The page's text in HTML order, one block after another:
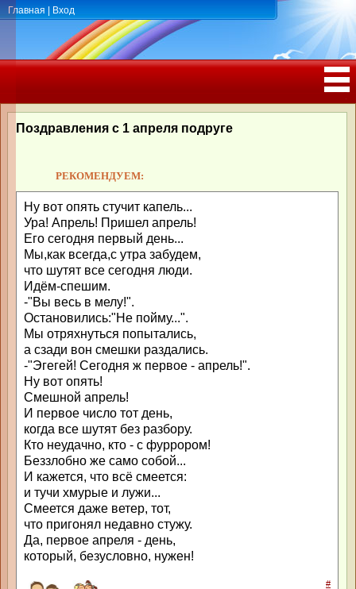
Главная Вход
РОЖДЕНИЯ, ЮБИЛЕЕМ
Поздравления с 1 апреля подруге
РЕКОМЕНДУЕМ:
Ну вот опять стучит капель...
Ура! Апрель! Пришел апрель!
Его сегодня первый день...
Мы,как всегда,с утра забудем,
что шутят все сегодня люди.
Идём-спешим.
-"Вы весь в мелу!".
Остановились:"Не пойму...".
Мы отряхнуться попытались,
а сзади вон смешки раздались.
-"Эгегей! Сегодня ж первое - апрель!".
Ну вот опять!
Смешной апрель!
И первое число тот день,
когда все шутят без разбору.
Кто неудачно, кто - с фуррором!
Беззлобно же само собой...
И кажется, что всё смеется:
и тучи хмурые и лужи...
Смеется даже ветер, тот,
что пригонял недавно стужу.
Да, первое апреля - день,
который, безусловно, нужен!
#